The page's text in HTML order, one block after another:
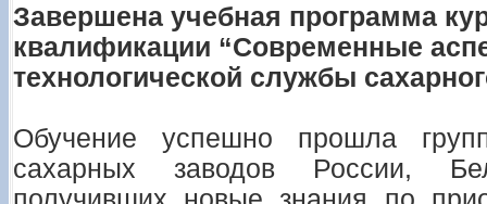
Завершена учебная программа
квалификации “Современные
технологической службы
Обучение успешно прошла
сахарных заводов России,